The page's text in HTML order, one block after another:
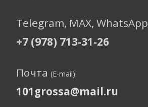
Telegram, МАХ, WhatsApp
+7 (978) 713-31-26
Почта (E-mail):
101grossa@mail.ru